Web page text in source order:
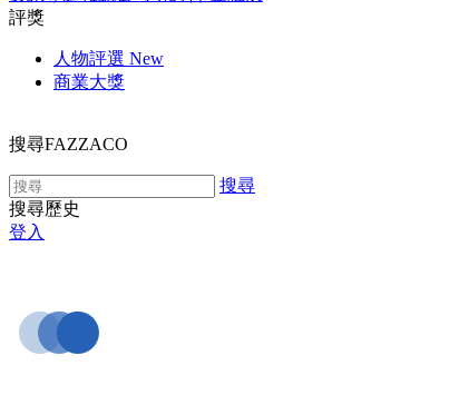
評獎
人物評選 New
商業大獎
搜尋FAZZACO
搜尋
搜尋歷史
登入